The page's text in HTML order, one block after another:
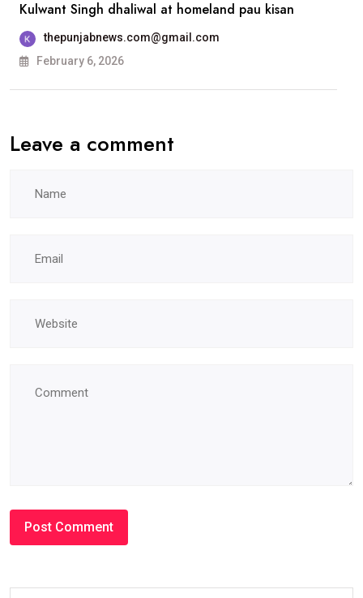
ਐਸਸੀਡੀ
ਸਰਕਾਰੀ
ਕਾਲਜ, ਲੁਧਿਆਣਾ
Kulwant Singh dhaliwal at homeland pau kisan
thepunjabnews.com@gmail.com
February 6, 2026
Leave a comment